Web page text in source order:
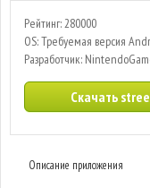
Рейтинг: 280000
OS: Требуемая версия
Разработчик:
Скачать
Описание приложения